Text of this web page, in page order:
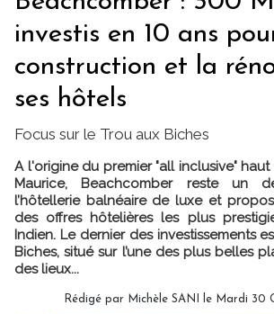
investis en 10 ans
construction et la
ses hôtels
Focus sur le Trou aux Biches
A l'origine du premier "all inclusive" haut
Maurice, Beachcomber reste un
l’hôtellerie balnéaire de luxe et
des offres hôtelières les plus
Indien. Le dernier des investissements
Biches, situé sur l’une des plus belles
des lieux...
Rédigé par Michèle SANI le Mardi 30